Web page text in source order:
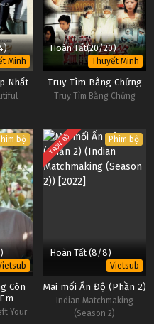
Minh
Nhất
Hoàn Tất(20/20)
Thuyết Minh
Truy Tìm Bằng Chứng
Truy Tìm Bằng Chứng
bộ
Còn
Your
TRỌN BỘ Phim bộ
Hoàn Tất (8/8)
Vietsub
Mai mối Ấn Độ (Phần 2)
Indian Matchmaking
(Season 2)